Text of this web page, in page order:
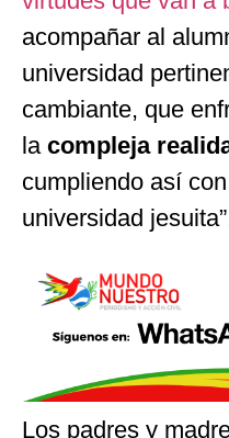
acompañar al
universidad
cambiante, que
la compleja
cumpliendo así
universidad
Los padres y